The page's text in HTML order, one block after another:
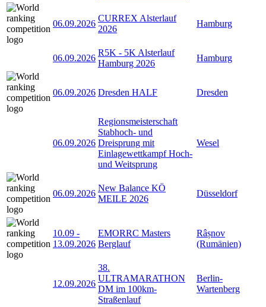
06.09.2026
CURREX Alsterlauf
2026
Hamburg
06.09.2026
R5K - 5K Alsterlauf
Hamburg 2026
Hamburg
06.09.2026 Dresden HALF Dresden
06.09.2026
Regionsmeisterschaft
Stabhoch- und
Dreisprung mit
Einlagewettkampf Hoch-
und Weitsprung
Wesel
06.09.2026
New Balance KÖ
MEILE 2026
Düsseldorf
10.09 -
13.09.2026
EMORRC Masters
Berglauf
Râșnov
(Rumänien)
12.09.2026
38.
ULTRAMARATHON
DM im 100km-
Straßenlauf
Berlin-
Wartenberg